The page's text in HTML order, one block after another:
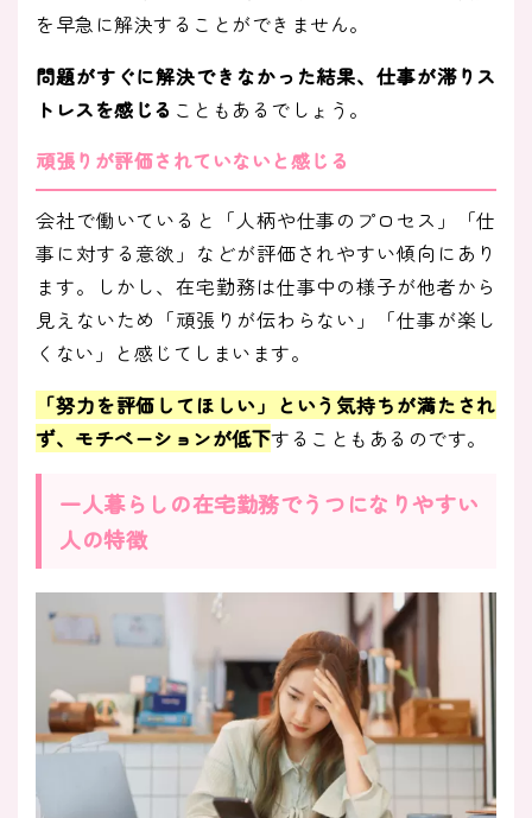
を早急に解決することができません。
問題がすぐに解決できなかった結果、仕事が滞りス
トレスを感じる こともあるでしょう。
頑張りが評価されていないと感じる
会社で働いていると「人柄や仕事のプロセス」「仕
事に対する意欲」などが評価されやすい傾向にあり
ます。しかし、在宅勤務は仕事中の様子が他者から
見えないため「頑張りが伝わらない」「仕事が楽し
くない」と感じてしまいます。
「努力を評価してほしい」という気持ちが満たされ
ず、モチベーションが低下することもあるのです。
一人暮らしの在宅勤務でうつになりやすい
人の特徴